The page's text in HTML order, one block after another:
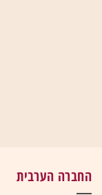
החברה הערבית